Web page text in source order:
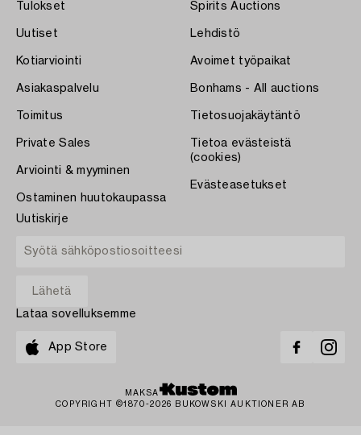
Tulokset
Uutiset
Kotiarviointi
Asiakaspalvelu
Toimitus
Private Sales
Arviointi & myyminen
Ostaminen huutokaupassa
Spirits Auctions
Lehdistö
Avoimet työpaikat
Bonhams - All auctions
Tietosuojakäytäntö
Tietoa evästeistä
(cookies)
Evästeasetukset
Uutiskirje
Lataa sovelluksemme
App Store
MAKSA
COPYRIGHT ©1870-2026 BUKOWSKI AUKTIONER AB